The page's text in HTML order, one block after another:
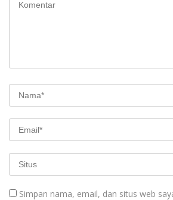
Simpan nama, email, dan situs web